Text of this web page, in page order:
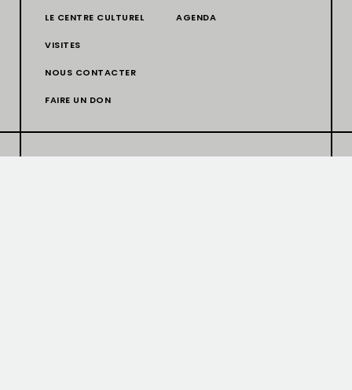
LE CENTRE CULTUREL
VISITES
NOUS CONTACTER
FAIRE UN DON
AGENDA